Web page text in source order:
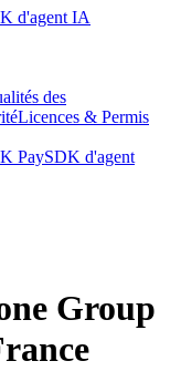
d'agent IA
des
Licences & Permis
PaySDK d'agent
Group